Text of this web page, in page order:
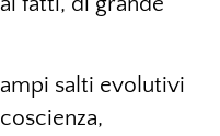
salti evolutivi